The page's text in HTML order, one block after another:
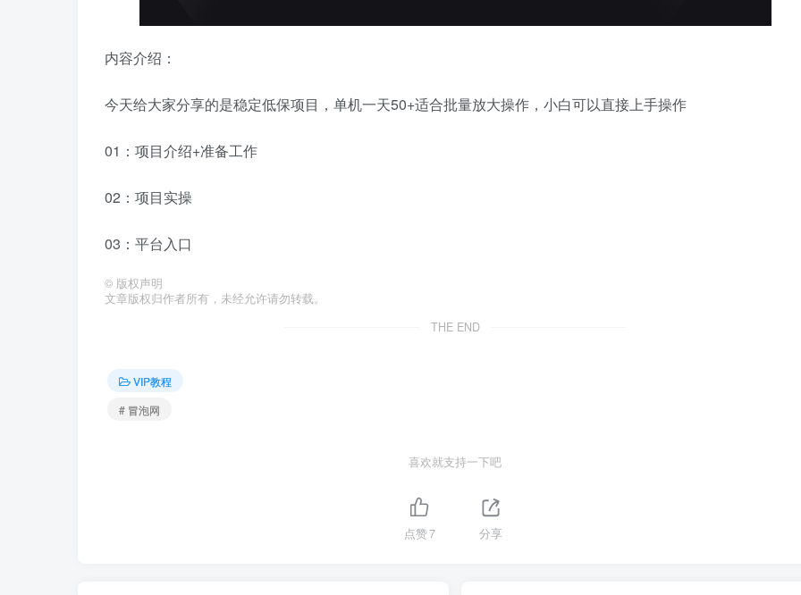
内容介绍：
今天给大家分享的是稳定低保项目，单机一天50+适合批量放大操作，小白可以直接上手操作
01：项目介绍+准备工作
02：项目实操
03：平台入口
© 版权声明
文章版权归作者所有，未经允许请勿转载。
THE END
VIP教程
# 冒泡网
喜欢就支持一下吧
点赞7 分享